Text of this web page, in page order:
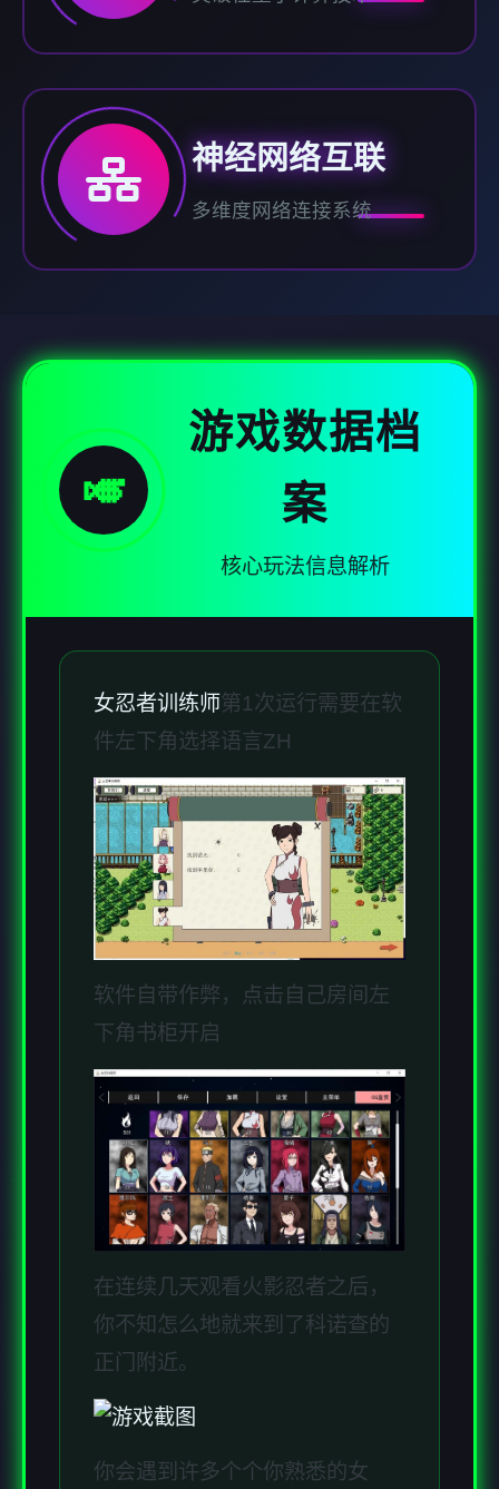
神经网络互联
多维度网络连接系统
🎺
游戏数据档
案
核心玩法信息解析
女忍者训练师第1次运行需要在软
件左下角选择语言ZH
软件自带作弊，点击自己房间左
下角书柜开启
在连续几天观看火影忍者之后，
你不知怎么地就来到了科诺查的
正门附近。
你会遇到许多个个你熟悉的女